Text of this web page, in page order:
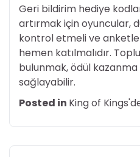
Geri bildirim hediye
artırmak için oyuncular,
kontrol etmeli ve
hemen katılmalıdır.
bulunmak, ödül kazanma
sağlayabilir.
Posted in King of